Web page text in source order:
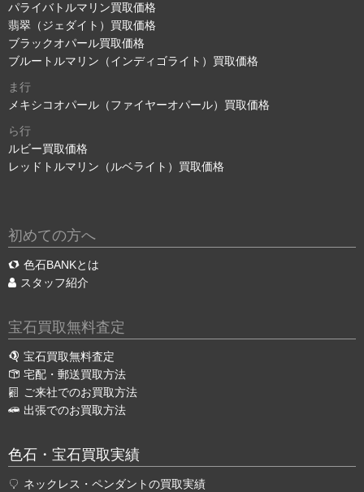
パライバトルマリン買取価格
翡翠（ジェダイト）買取価格
ブラックオパール買取価格
ブルートルマリン（インディゴライト）買取価格
ま行
メキシコオパール（ファイヤーオパール）買取価格
ら行
ルビー買取価格
レッドトルマリン（ルベライト）買取価格
初めての方へ
色石BANKとは
スタッフ紹介
宝石買取無料査定
宝石買取無料査定
宅配・郵送買取方法
ご来社でのお買取方法
出張でのお買取方法
色石・宝石買取実績
ネックレス・ペンダントの買取実績